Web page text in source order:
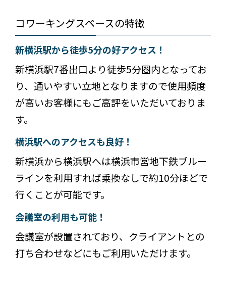
コワーキングスペースの特徴
新横浜駅から徒歩5分の好アクセス！
新横浜駅7番出口より徒歩5分圏内となってお
り、通いやすい立地となりますので使用頻度
が高いお客様にもご高評をいただいておりま
す。
横浜駅へのアクセスも良好！
新横浜から横浜駅へは横浜市営地下鉄ブルー
ラインを利用すれば乗換なしで約10分ほどで
行くことが可能です。
会議室の利用も可能！
会議室が設置されており、クライアントとの
打ち合わせなどにもご利用いただけます。